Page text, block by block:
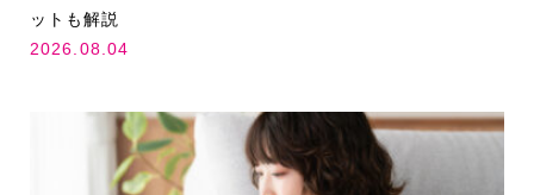
ットも解説
2026.08.04